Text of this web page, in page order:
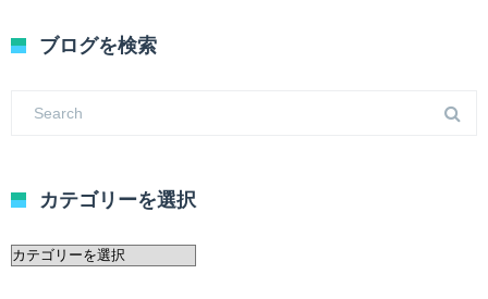
ブログを検索
カテゴリーを選択
カ